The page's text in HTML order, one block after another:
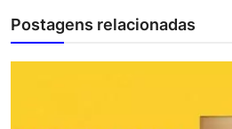
Postagens relacionadas